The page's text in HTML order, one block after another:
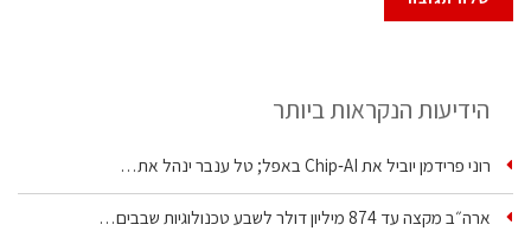
הידיעות הנקראות ביותר
רוני פרידמן יוביל את Chip‑AI באפל; טל ענבר ינהל את…
ארה״ב מקצה עד 874 מיליון דולר לשבע טכנולוגיות שבבים…